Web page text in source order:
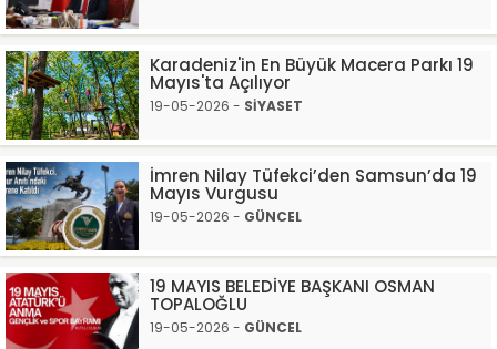
Karadeniz'in En Büyük Macera Parkı 19
Mayıs'ta Açılıyor
19-05-2026 - SİYASET
İmren Nilay Tüfekci’den Samsun’da 19
Mayıs Vurgusu
19-05-2026 - GÜNCEL
19 MAYIS BELEDİYE BAŞKANI OSMAN
TOPALOĞLU
19-05-2026 - GÜNCEL